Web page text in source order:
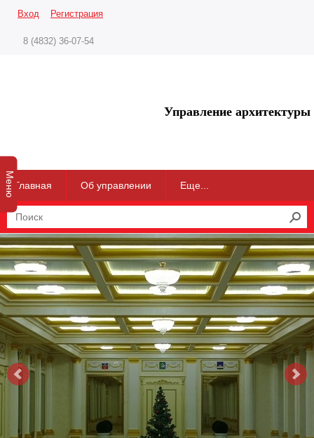
Вход Регистрация
8 (4832) 36-07-54
Управление архитектуры
Главная Об управлении Еще...
Меню